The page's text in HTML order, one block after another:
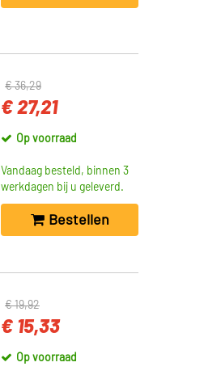
€ 36,29
€ 27,21
Op voorraad
Vandaag besteld, binnen 3
werkdagen bij u geleverd.
Bestellen
€ 19,92
€ 15,33
Op voorraad